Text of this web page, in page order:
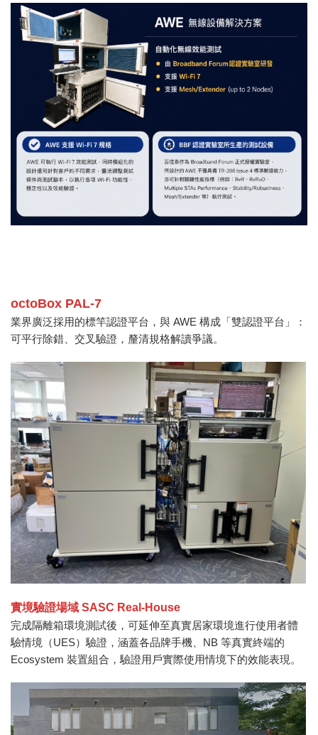
octoBox PAL-7
業界廣泛採用的標竿認證平台，與 AWE 構成「雙認證平台」：
可平行除錯、交叉驗證，釐清規格解讀爭議。
實境驗證場域 SASC Real-House
完成隔離箱環境測試後，可延伸至真實居家環境進行使用者體
驗情境（UES）驗證，涵蓋各品牌手機、NB 等真實終端的
Ecosystem 裝置組合，驗證用戶實際使用情境下的效能表現。